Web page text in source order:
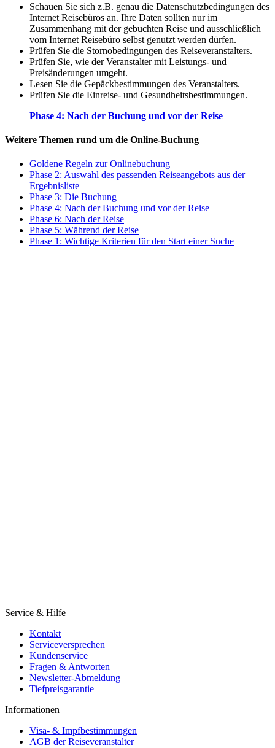
Schauen Sie sich z.B. genau die Datenschutzbedingungen des
Internet Reisebüros an. Ihre Daten sollten nur im
Zusammenhang mit der gebuchten Reise und ausschließlich
vom Internet Reisebüro selbst genutzt werden dürfen.
Prüfen Sie die Stornobedingungen des Reiseveranstalters.
Prüfen Sie, wie der Veranstalter mit Leistungs- und
Preisänderungen umgeht.
Lesen Sie die Gepäckbestimmungen des Veranstalters.
Prüfen Sie die Einreise- und Gesundheitsbestimmungen.
Phase 4: Nach der Buchung und vor der Reise
Weitere Themen rund um die Online-Buchung
Goldene Regeln zur Onlinebuchung
Phase 2: Auswahl des passenden Reiseangebots aus der
Ergebnisliste
Phase 3: Die Buchung
Phase 4: Nach der Buchung und vor der Reise
Phase 6: Nach der Reise
Phase 5: Während der Reise
Phase 1: Wichtige Kriterien für den Start einer Suche
Service & Hilfe
Kontakt
Serviceversprechen
Kundenservice
Fragen & Antworten
Newsletter-Abmeldung
Tiefpreisgarantie
Informationen
Visa- & Impfbestimmungen
AGB der Reiseveranstalter